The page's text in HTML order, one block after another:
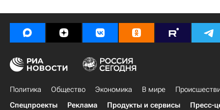
Политика Общество Экономика В мире
Спецпроекты
Реклама Продукты и сервисы Пресс-